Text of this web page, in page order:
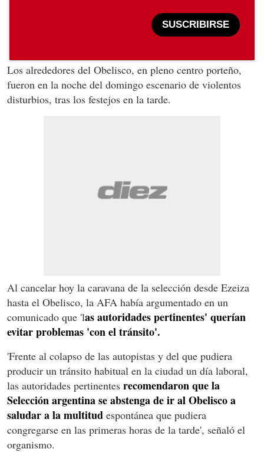
SUSCRIBIRSE
Los alrededores del Obelisco, en pleno centro porteño,
fueron en la noche del domingo escenario de violentos
disturbios, tras los festejos en la tarde.
Al cancelar hoy la caravana de la selección desde Ezeiza
hasta el Obelisco, la AFA había argumentado en un
comunicado que 'las autoridades pertinentes' querían
evitar problemas 'con el tránsito'.
'Frente al colapso de las autopistas y del que pudiera
producir un tránsito habitual en la ciudad un día laboral,
las autoridades pertinentes recomendaron que la
Selección argentina se abstenga de ir al Obelisco a
saludar a la multitud espontánea que pudiera
congregarse en las primeras horas de la tarde', señaló el
organismo.